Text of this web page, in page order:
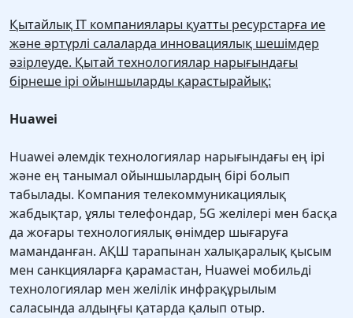
Қытайлық IT компаниялары қуатты ресурстарға ие
және әртүрлі салаларда инновациялық шешімдер
әзірлеуде. Қытай технологиялар нарығындағы
бірнеше ірі ойыншыларды қарастырайық:
Huawei
Huawei әлемдік технологиялар нарығындағы ең ірі
және ең танымал ойыншылардың бірі болып
табылады. Компания телекоммуникациялық
жабдықтар, ұялы телефондар, 5G желілері мен басқа
да жоғары технологиялық өнімдер шығаруға
маманданған. АҚШ тарапынан халықаралық қысым
мен санкцияларға қарамастан, Huawei мобильді
технологиялар мен желілік инфрақұрылым
саласында алдыңғы қатарда қалып отыр.